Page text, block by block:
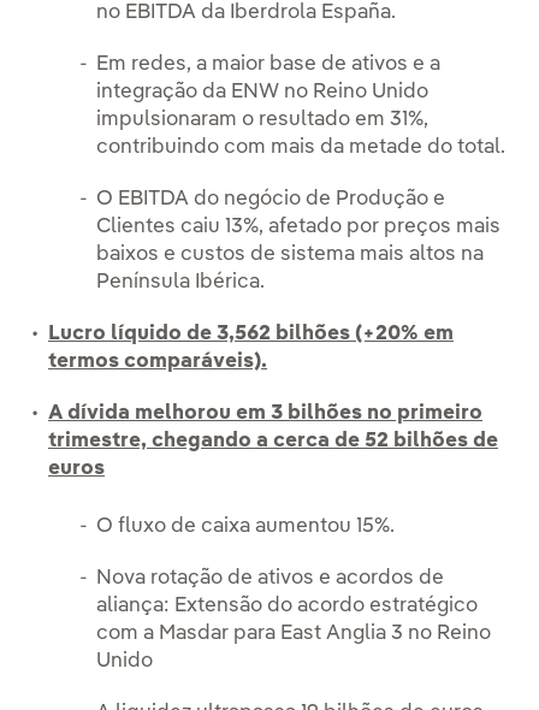
no EBITDA da Iberdrola España.
Em redes, a maior base de ativos e a
integração da ENW no Reino Unido
impulsionaram o resultado em 31%,
contribuindo com mais da metade do total.
O EBITDA do negócio de Produção e
Clientes caiu 13%, afetado por preços mais
baixos e custos de sistema mais altos na
Península Ibérica.
Lucro líquido de 3,562 bilhões (+20% em
termos comparáveis).
A dívida melhorou em 3 bilhões no primeiro
trimestre, chegando a cerca de 52 bilhões de
euros
O fluxo de caixa aumentou 15%.
Nova rotação de ativos e acordos de
aliança: Extensão do acordo estratégico
com a Masdar para East Anglia 3 no Reino
Unido